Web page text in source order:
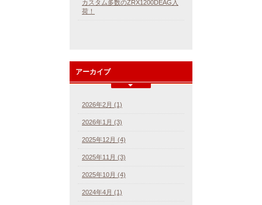
カスタム多数のZRX1200DEAG入
荷！
アーカイブ
2026年2月 (1)
2026年1月 (3)
2025年12月 (4)
2025年11月 (3)
2025年10月 (4)
2024年4月 (1)